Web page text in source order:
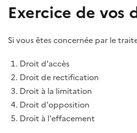
Exercice de vos
Si vous êtes concernée par le
Droit d'accès
Droit de rectification
Droit à la limitation
Droit d'opposition
Droit à l'effacement